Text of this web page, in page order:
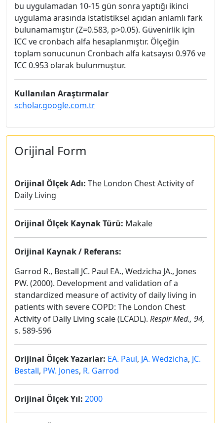
bu uygulamadan 10-15 gün sonra yaptığı ikinci
uygulama arasında istatistiksel açıdan anlamlı fark
bulunamamıştır (Z=0.583, p>0.05). Güvenirlik için
ICC ve cronbach alfa hesaplanmıştır. Ölçeğin
toplam sonucunun Cronbach alfa katsayısı 0.976 ve
ICC 0.953 olarak bulunmuştur.
Kullanılan Araştırmalar
scholar.google.com.tr
Orijinal Form
Orijinal Ölçek Adı: The London Chest Activity of
Daily Living
Orijinal Ölçek Kaynak Türü: Makale
Orijinal Kaynak / Referans:
Garrod R., Bestall JC. Paul EA., Wedzicha JA., Jones
PW. (2000). Development and validation of a
standardized measure of activity of daily living in
patients with severe COPD: The London Chest
Activity of Daily Living scale (LCADL). Respir Med., 94,
s. 589-596
Orijinal Ölçek Yazarlar: EA. Paul, JA. Wedzicha, JC.
Bestall, PW. Jones, R. Garrod
Orijinal Ölçek Yıl: 2000